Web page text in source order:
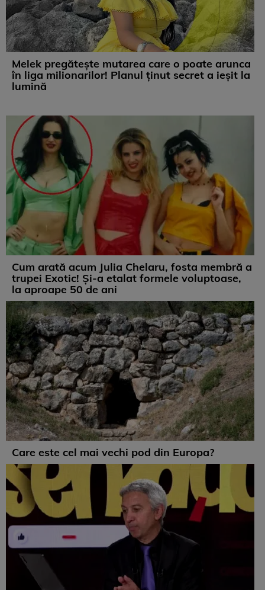
Melek pregătește mutarea care o poate arunca
în liga milionarilor! Planul ținut secret a ieșit la
lumină
Cum arată acum Julia Chelaru, fosta membră a
trupei Exotic! Și-a etalat formele voluptoase,
la aproape 50 de ani
Care este cel mai vechi pod din Europa?